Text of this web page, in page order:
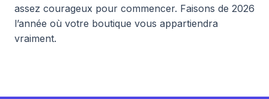
assez courageux pour commencer. Faisons de 2026
l’année où votre boutique vous appartiendra
vraiment.